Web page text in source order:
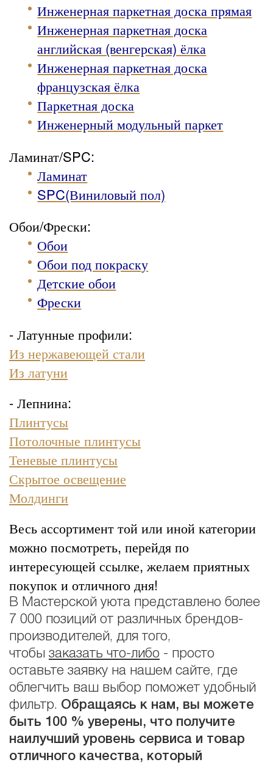
Инженерная паркетная доска прямая
Инженерная паркетная доска
английская (венгерская) ёлка
Инженерная паркетная доска
французская ёлка
Паркетная доска
Инженерный модульный паркет
Ламинат/SPC:
Ламинат
SPC(Виниловый пол)
Обои/Фрески:
Обои
Обои под покраску
Детские обои
Фрески
- Латунные профили:
Из нержавеющей стали
Из латуни
- Лепнина:
Плинтусы
Потолочные плинтусы
Теневые плинтусы
Скрытое освещение
Молдинги
Весь ассортимент той или иной категории
можно посмотреть, перейдя по
интересующей ссылке, желаем приятных
покупок и отличного дня!
В Мастерской уюта представлено более
7 000 позиций от различных брендов-
производителей, для того,
чтобы заказать что-либо - просто
оставьте заявку на нашем сайте, где
облегчить ваш выбор поможет удобный
фильтр. Обращаясь к нам, вы можете
быть 100 % уверены, что получите
наилучший уровень сервиса и товар
отличного качества, который